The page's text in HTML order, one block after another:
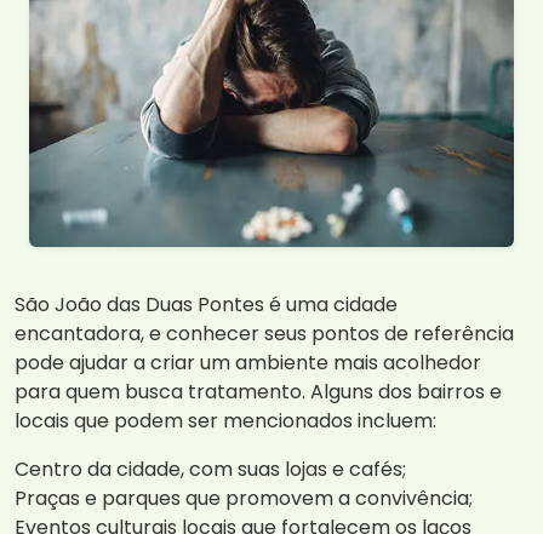
São João das Duas Pontes é uma cidade
encantadora, e conhecer seus pontos de referência
pode ajudar a criar um ambiente mais acolhedor
para quem busca tratamento. Alguns dos bairros e
locais que podem ser mencionados incluem:
Centro da cidade, com suas lojas e cafés;
Praças e parques que promovem a convivência;
Eventos culturais locais que fortalecem os laços